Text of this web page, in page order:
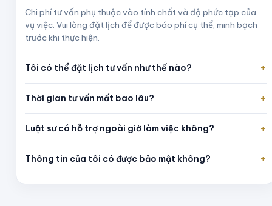
Chi phí tư vấn phụ thuộc vào tính chất và độ phức tạp của
vụ việc. Vui lòng đặt lịch để được báo phí cụ thể, minh bạch
trước khi thực hiện.
Tôi có thể đặt lịch tư vấn như thế nào? +
Thời gian tư vấn mất bao lâu? +
Luật sư có hỗ trợ ngoài giờ làm việc không? +
Thông tin của tôi có được bảo mật không? +